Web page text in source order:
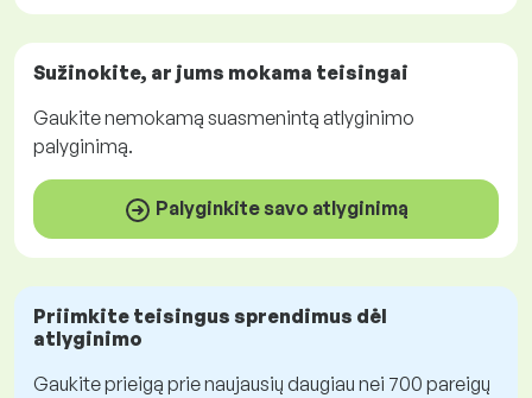
Sužinokite, ar jums mokama teisingai
Gaukitenemokamą suasmenintą atlyginimo
palyginimą.
Palyginkite savo atlyginimą
Priimkite teisingus sprendimus dėl
atlyginimo
Gaukite prieigą prie naujausių daugiau nei 700 pareigų